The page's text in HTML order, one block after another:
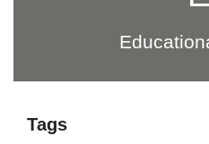
Tags